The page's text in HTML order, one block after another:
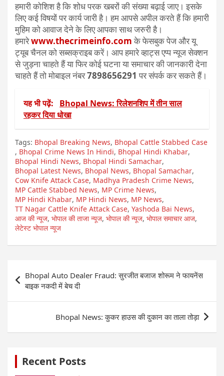
हमारी कोशिश है कि शोध परक खबरों की संख्या बढ़ाई जाए। इसके
लिए कई विषयों पर कार्य जारी है। हम आपसे अपील करते हैं कि हमारी
मुहिम को आवाज देने के लिए आपका साथ जरुरी है।
हमारेwww.thecrimeinfo.comके फेसबुक पेज और यू
ट्यूब चैनल को सब्सक्राइब करें। आप हमारे व्हाट्स एप्प न्यूज सेक्शन
से जुड़ना चाहते हैं या फिर कोई घटना या समाचार की जानकारी देना
चाहते हैं तो मोबाइल नंबर7898656291 पर संपर्क कर सकते हैं।
यह भी पढ़ें:
Bhopal News: रिलेशनशिप में तीन साल
रहकर दिया धोखा
Tags: Bhopal Breaking News, Bhopal Cattle Stabbed Case
, Bhopal Crime News In Hindi, Bhopal Hindi Khabar,
Bhopal Hindi News, Bhopal Hindi Samachar,
Bhopal Latest News, Bhopal News, Bhopal Samachar,
Cow Knife Attack Case, Madhya Pradesh Crime News,
MP Cattle Stabbed News, MP Crime News,
MP Hindi Khabar, MP Hindi News, MP News,
TT Nagar Cattle Knife Attack Case, Yashoda Bai News,
आज की न्यूज, भोपाल की ताजा न्यूज, भोपाल की न्यूज, भोपाल समाचार आज,
लेटेस्ट भोपाल न्यूज
navigation
Bhopal Auto Dealer Fraud: सुरजीत बजाज शोरूम ने फायनेंस
बाइक नकदी में बेच दी
Bhopal News: कुकर हाउस की दुकान का ताला तोड़ा
Recent Posts